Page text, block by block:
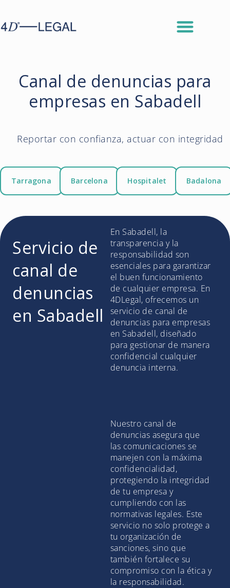
Canal de denuncias para
empresas en Sabadell
Reportar con confianza, actuar con integridad
Tarragona Barcelona Hospitalet Badalona
Servicio de
canal de
denuncias
en Sabadell
En Sabadell, la
transparencia y la
responsabilidad son
esenciales para garantizar
el buen funcionamiento
de cualquier empresa. En
4DLegal, ofrecemos un
servicio de canal de
denuncias para empresas
en Sabadell, diseñado
para gestionar de manera
confidencial cualquier
denuncia interna.
Nuestro canal de
denuncias asegura que
las comunicaciones se
manejen con la máxima
confidencialidad,
protegiendo la integridad
de tu empresa y
cumpliendo con las
normativas legales. Este
servicio no solo protege a
tu organización de
sanciones, sino que
también fortalece su
compromiso con la ética y
la responsabilidad.